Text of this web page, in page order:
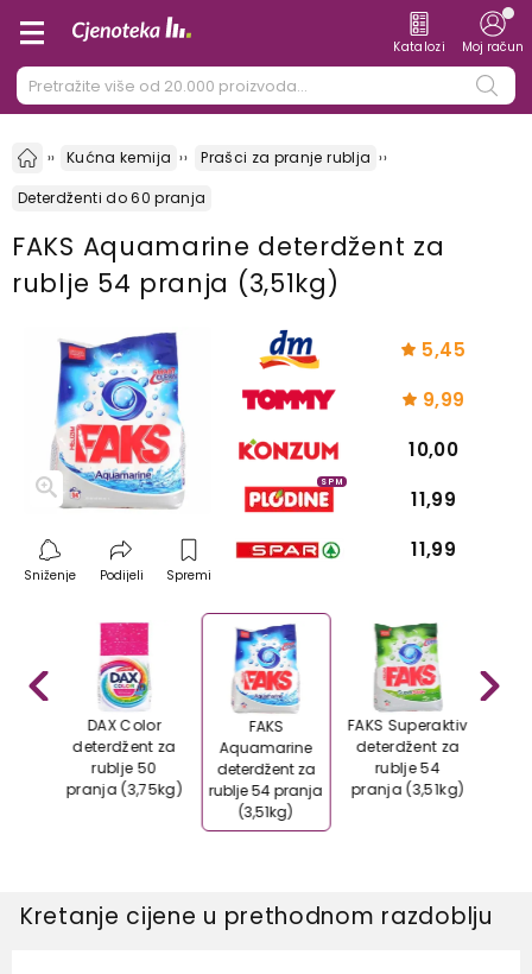
Katalozi Moj račun
Kućna kemija
Prašci za pranje rublja
Deterdženti do 60 pranja
FAKS Aquamarine deterdžent za
rublje 54 pranja (3,51kg)
Sniženje Podijeli Spremi
5,45
9,99
10,00
SPM
11,99
11,99
DAX Color
deterdžent za
rublje 50
pranja (3,75kg)
FAKS
Aquamarine
deterdžent za
rublje 54 pranja
(3,51kg)
FAKS Superaktiv
deterdžent za
rublje 54
pranja (3,51kg)
Kretanje cijene u prethodnom razdoblju